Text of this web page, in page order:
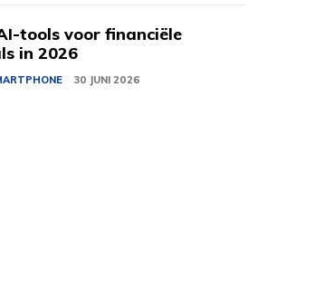
tools voor financiële
in 2026
30 JUNI 2026